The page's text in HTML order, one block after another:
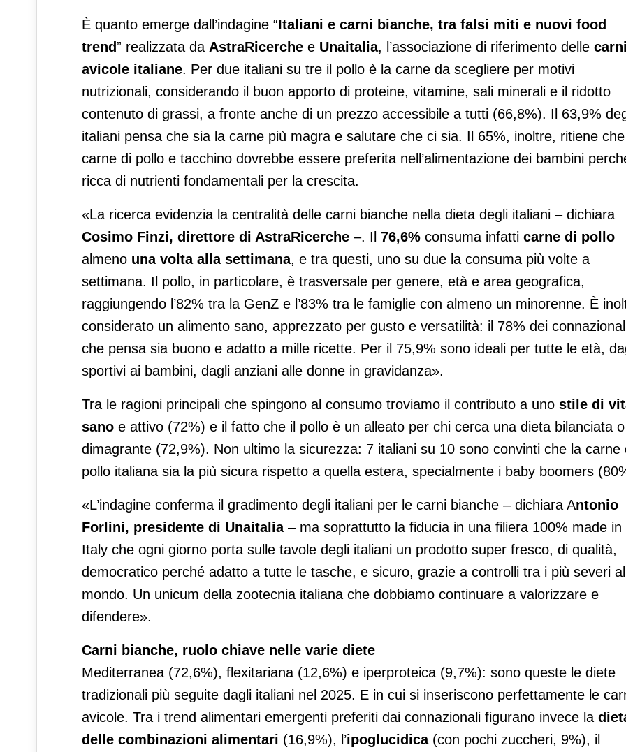
È quanto emerge dall’indagine “Italiani e carni bianche, tra falsi miti e nuovi food
trend” realizzata da AstraRicerche e Unaitalia, l’associazione di riferimento delle carni
avicole italiane. Per due italiani su tre il pollo è la carne da scegliere per motivi
nutrizionali, considerando il buon apporto di proteine, vitamine, sali minerali e il ridotto
contenuto di grassi, a fronte anche di un prezzo accessibile a tutti (66,8%). Il 63,9%
italiani pensa che sia la carne più magra e salutare che ci sia. Il 65%, inoltre, ritiene
carne di pollo e tacchino dovrebbe essere preferita nell’alimentazione dei bambini
ricca di nutrienti fondamentali per la crescita.
«La ricerca evidenzia la centralità delle carni bianche nella dieta degli italiani – dichiara
Cosimo Finzi, direttore di AstraRicerche –. Il 76,6% consuma infatti carne di pollo
almeno una volta alla settimana, e tra questi, uno su due la consuma più volte a
settimana. Il pollo, in particolare, è trasversale per genere, età e area geografica,
raggiungendo l’82% tra la GenZ e l’83% tra le famiglie con almeno un minorenne. È
considerato un alimento sano, apprezzato per gusto e versatilità: il 78% dei
che pensa sia buono e adatto a mille ricette. Per il 75,9% sono ideali per tutte le età,
sportivi ai bambini, dagli anziani alle donne in gravidanza».
Tra le ragioni principali che spingono al consumo troviamo il contributo a uno stile di
sano e attivo (72%) e il fatto che il pollo è un alleato per chi cerca una dieta bilanciata o
dimagrante (72,9%). Non ultimo la sicurezza: 7 italiani su 10 sono convinti che la carne
pollo italiana sia la più sicura rispetto a quella estera, specialmente i baby boomers
«L’indagine conferma il gradimento degli italiani per le carni bianche – dichiara Antonio
Forlini, presidente di Unaitalia– ma soprattutto la fiducia in una filiera 100% made in
Italy che ogni giorno porta sulle tavole degli italiani un prodotto super fresco, di qualità,
democratico perché adatto a tutte le tasche, e sicuro, grazie a controlli tra i più severi al
mondo. Un unicum della zootecnia italiana che dobbiamo continuare a valorizzare e
difendere».
Carni bianche, ruolo chiave nelle varie diete
Mediterranea (72,6%), flexitariana (12,6%) e iperproteica (9,7%): sono queste le diete
tradizionali più seguite dagli italiani nel 2025. E in cui si inseriscono perfettamente le
avicole. Tra i trend alimentari emergenti preferiti dai connazionali figurano invece la
delle combinazioni alimentari (16,9%), l’ipoglucidica(con pochi zuccheri, 9%), il